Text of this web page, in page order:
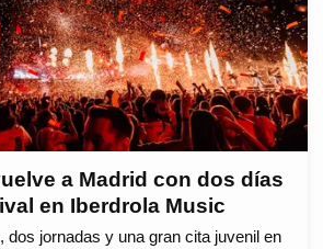
a Madrid con dos días
en Iberdrola Music
dos jornadas y una gran cita juvenil en